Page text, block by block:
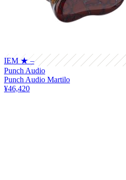
IEM ★ –
Punch Audio
Punch Audio Martilo
¥46,420